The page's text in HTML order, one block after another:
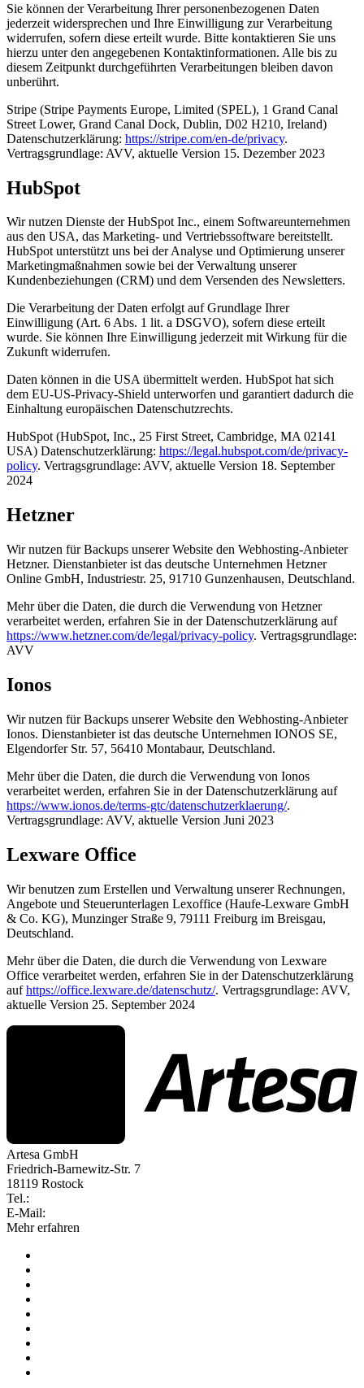
Sie können der Verarbeitung Ihrer personenbezogenen Daten
jederzeit widersprechen und Ihre Einwilligung zur Verarbeitung
widerrufen, sofern diese erteilt wurde. Bitte kontaktieren Sie uns
hierzu unter den angegebenen Kontaktinformationen. Alle bis zu
diesem Zeitpunkt durchgeführten Verarbeitungen bleiben davon
unberührt.
Stripe (Stripe Payments Europe, Limited (SPEL), 1 Grand Canal
Street Lower, Grand Canal Dock, Dublin, D02 H210, Ireland)
Datenschutzerklärung: https://stripe.com/en-de/privacy.
Vertragsgrundlage: AVV, aktuelle Version 15. Dezember 2023
HubSpot
Wir nutzen Dienste der HubSpot Inc., einem Softwareunternehmen
aus den USA, das Marketing- und Vertriebssoftware bereitstellt.
HubSpot unterstützt uns bei der Analyse und Optimierung unserer
Marketingmaßnahmen sowie bei der Verwaltung unserer
Kundenbeziehungen (CRM) und dem Versenden des Newsletters.
Die Verarbeitung der Daten erfolgt auf Grundlage Ihrer
Einwilligung (Art. 6 Abs. 1 lit. a DSGVO), sofern diese erteilt
wurde. Sie können Ihre Einwilligung jederzeit mit Wirkung für die
Zukunft widerrufen.
Daten können in die USA übermittelt werden. HubSpot hat sich
dem EU-US-Privacy-Shield unterworfen und garantiert dadurch die
Einhaltung europäischen Datenschutzrechts.
HubSpot (HubSpot, Inc., 25 First Street, Cambridge, MA 02141
USA) Datenschutzerklärung: https://legal.hubspot.com/de/privacy-
policy. Vertragsgrundlage: AVV, aktuelle Version 18. September
2024
Hetzner
Wir nutzen für Backups unserer Website den Webhosting-Anbieter
Hetzner. Dienstanbieter ist das deutsche Unternehmen Hetzner
Online GmbH, Industriestr. 25, 91710 Gunzenhausen, Deutschland.
Mehr über die Daten, die durch die Verwendung von Hetzner
verarbeitet werden, erfahren Sie in der Datenschutzerklärung auf
https://www.hetzner.com/de/legal/privacy-policy. Vertragsgrundlage:
AVV
Ionos
Wir nutzen für Backups unserer Website den Webhosting-Anbieter
Ionos. Dienstanbieter ist das deutsche Unternehmen IONOS SE,
Elgendorfer Str. 57, 56410 Montabaur, Deutschland.
Mehr über die Daten, die durch die Verwendung von Ionos
verarbeitet werden, erfahren Sie in der Datenschutzerklärung auf
https://www.ionos.de/terms-gtc/datenschutzerklaerung/.
Vertragsgrundlage: AVV, aktuelle Version Juni 2023
Lexware Office
Wir benutzen zum Erstellen und Verwaltung unserer Rechnungen,
Angebote und Steuerunterlagen Lexoffice (Haufe-Lexware GmbH
& Co. KG), Munzinger Straße 9, 79111 Freiburg im Breisgau,
Deutschland.
Mehr über die Daten, die durch die Verwendung von Lexware
Office verarbeitet werden, erfahren Sie in der Datenschutzerklärung
aufhttps://office.lexware.de/datenschutz/. Vertragsgrundlage: AVV,
aktuelle Version 25. September 2024
Artesa GmbH
Friedrich-Barnewitz-Str. 7
18119 Rostock
Tel.:
E-Mail:
Mehr erfahren